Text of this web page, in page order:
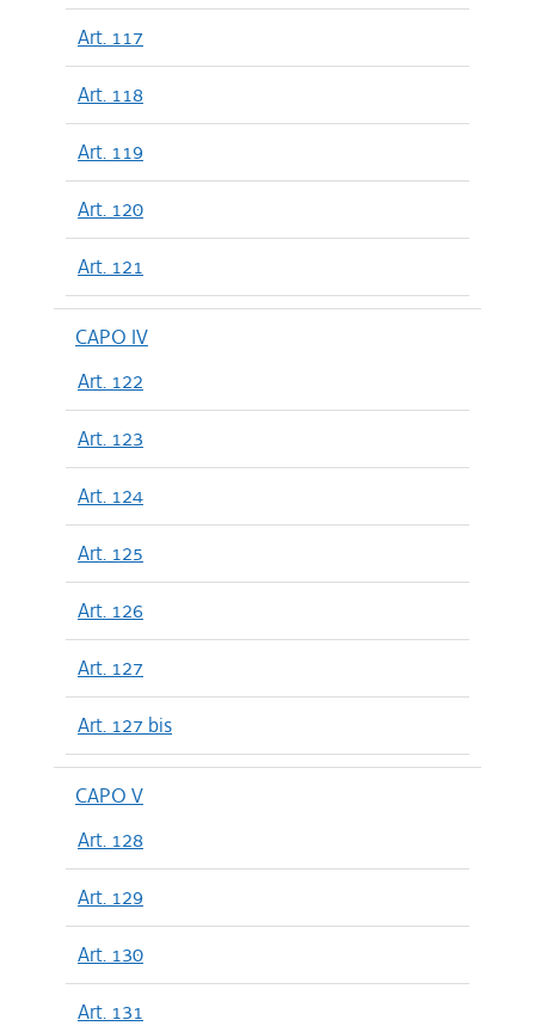
Art. 117
Art. 118
Art. 119
Art. 120
Art. 121
CAPO IV
Art. 122
Art. 123
Art. 124
Art. 125
Art. 126
Art. 127
Art. 127 bis
CAPO V
Art. 128
Art. 129
Art. 130
Art. 131